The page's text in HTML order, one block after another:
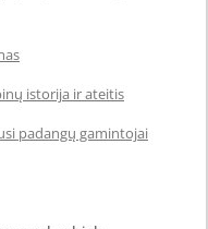
istorija ir ateitis
padangų gamintojai